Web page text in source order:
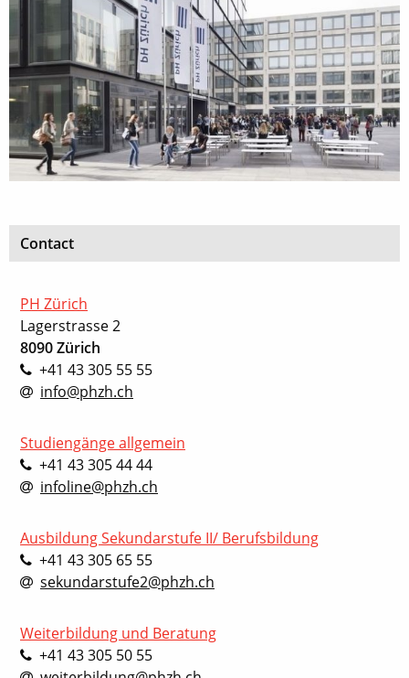
Contact
PH Zürich
Lagerstrasse 2
8090 Zürich
+41 43 305 55 55
info@phzh.ch
Studiengänge allgemein
+41 43 305 44 44
infoline@phzh.ch
Ausbildung Sekundarstufe II/ Berufsbildung
+41 43 305 65 55
sekundarstufe2@phzh.ch
Weiterbildung und Beratung
+41 43 305 50 55